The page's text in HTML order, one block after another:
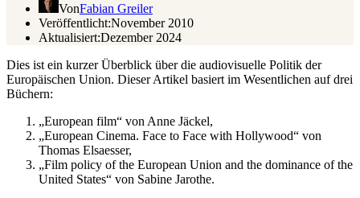
VonFabian Greiler
Veröffentlicht:November 2010
Aktualisiert:Dezember 2024
Dies ist ein kurzer Überblick über die audiovisuelle Politik der
Europäischen Union. Dieser Artikel basiert im Wesentlichen auf drei
Büchern:
„European film“ von Anne Jäckel,
„European Cinema. Face to Face with Hollywood“ von
Thomas Elsaesser,
„Film policy of the European Union and the dominance of the
United States“ von Sabine Jarothe.